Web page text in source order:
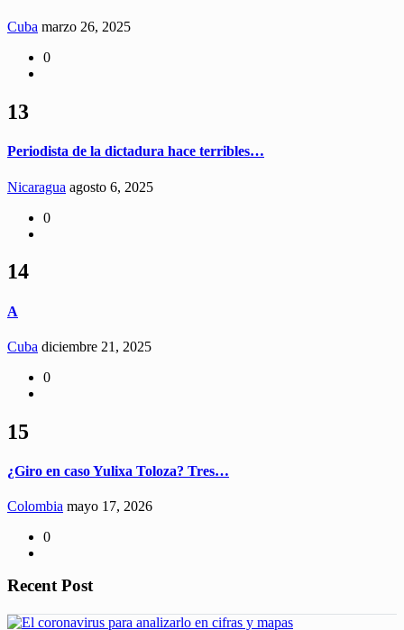
Cuba marzo 26, 2025
0
13
Periodista de la dictadura hace terribles…
Nicaragua agosto 6, 2025
0
14
A
Cuba diciembre 21, 2025
0
15
¿Giro en caso Yulixa Toloza? Tres…
Colombia mayo 17, 2026
0
Recent Post